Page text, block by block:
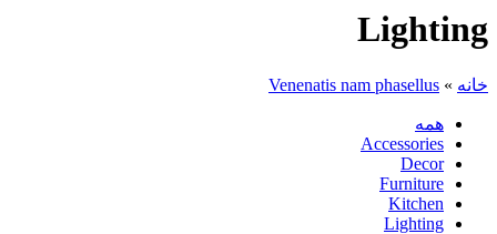
Lighting
خانه »
Venenatis nam phasellus
همه
Accessories
Decor
Furniture
Kitchen
Lighting